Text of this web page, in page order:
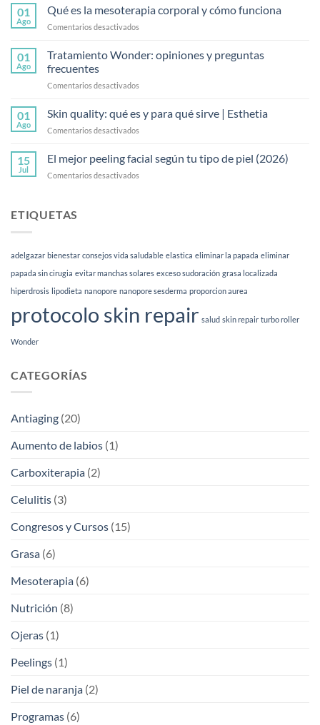
cuesta
el
endolaser
Guía
01
Ago
Qué es la mesoterapia corporal y cómo funciona
Comentarios desactivados
es
corporal
cómo
01
Ago
Tratamiento Wonder: opiniones y preguntas
frecuentes
Comentarios desactivados
opiniones
y
frecuentes
01
Ago
Skin quality: qué es y para qué sirve | Esthetia
Comentarios desactivados
quality:
es
Esthetia
15
Jul
El mejor peeling facial según tu tipo de piel (2026)
Comentarios desactivados
tipo
de
(2026)
ETIQUETAS
adelgazar bienestar consejos vida saludable elastica eliminar la papada eliminar
papada sin cirugia evitar manchas solares exceso sudoración grasa localizada
hiperdrosis lipodieta nanopore nanopore sesderma proporcion aurea
protocolo skin repair salud skin repair turbo roller
Wonder
CATEGORÍAS
Antiaging (20)
Aumento de labios (1)
Carboxiterapia (2)
Celulitis (3)
Congresos y Cursos (15)
Grasa (6)
Mesoterapia (6)
Nutrición (8)
Ojeras (1)
Peelings (1)
Piel de naranja (2)
Programas (6)